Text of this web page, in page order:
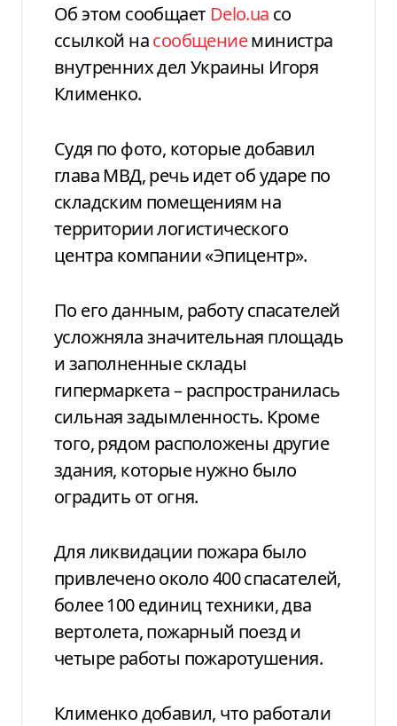
Об этом сообщает Delo.ua со
ссылкой насообщениеминистра
внутренних дел Украины Игоря
Клименко.
Судя по фото, которые добавил
глава МВД, речь идет об ударе по
складским помещениям на
территории логистического
центра компании «Эпицентр».
По его данным, работу спасателей
усложняла значительная площадь
и заполненные склады
гипермаркета – распространилась
сильная задымленность. Кроме
того, рядом расположены другие
здания, которые нужно было
оградить от огня.
Для ликвидации пожара было
привлечено около 400 спасателей,
более 100 единиц техники, два
вертолета, пожарный поезд и
четыре работы пожаротушения.
Клименко добавил, что работали